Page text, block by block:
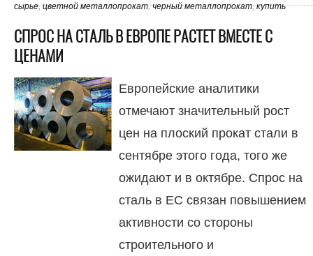
сырье,цветной металлопрокат,черный металлопрокат,купить
СПРОС НА СТАЛЬ В ЕВРОПЕ РАСТЕТ ВМЕСТЕ С
ЦЕНАМИ
Европейские аналитики
отмечают значительный рост
цен на плоский прокат стали в
сентябре этого года, того же
ожидают и в октябре. Спрос на
сталь в ЕС связан повышением
активности со стороны
строительного и